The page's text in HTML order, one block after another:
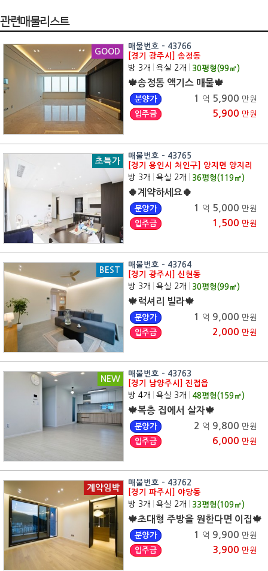
관련매물리스트
GOOD
매물번호 - 43766
[경기 광주시] 송정동
방 3개
욕실 2개 30평형(99㎡)
🍁송정동 액기스 매물🍁
분양가 1 억 5,900 만원
입주금
5,900 만원
초특가
매물번호 - 43765
[경기 용인시 처인구] 양지면 양지리
방 3개
욕실 2개 36평형(119㎡)
🍀계약하세요🍀
분양가 1 억 5,000 만원
입주금
1,500 만원
BEST
매물번호 - 43764
[경기 광주시] 신현동
방 3개
욕실 2개 30평형(99㎡)
🍁럭셔리 빌라🍁
분양가 1 억 9,000 만원
입주금
2,000 만원
NEW
매물번호 - 43763
[경기 남양주시] 진접읍
방 4개
욕실 3개 48평형(159㎡)
🍁복층 집에서 살자🍁
분양가 2 억 9,800 만원
입주금
6,000 만원
계약임박
매물번호 - 43762
[경기 파주시] 야당동
방 3개
욕실 2개 33평형(109㎡)
🍁초대형 주방을 원한다면 이집🍁
분양가 1 억 9,900 만원
입주금
3,900 만원